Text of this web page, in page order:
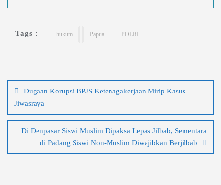
Tags : hukum Papua POLRI
pos
Dugaan Korupsi BPJS Ketenagakerjaan Mirip Kasus
Jiwasraya
Di Denpasar Siswi Muslim Dipaksa Lepas Jilbab, Sementara
di Padang Siswi Non-Muslim Diwajibkan Berjilbab